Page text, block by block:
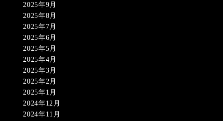
2025年9月
2025年8月
2025年7月
2025年6月
2025年5月
2025年4月
2025年3月
2025年2月
2025年1月
2024年12月
2024年11月